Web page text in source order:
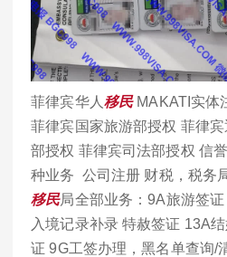
菲律宾华人 移民MAKATI实体
菲律宾国家旅游部授权 菲律
部授权 菲律宾司法部授权 信
种业务 公司注册 财税，税务
移民局全部业务：9A旅游签
入境记录补录 特赦签证 13A
证 9G工签办理，黑名单查询/